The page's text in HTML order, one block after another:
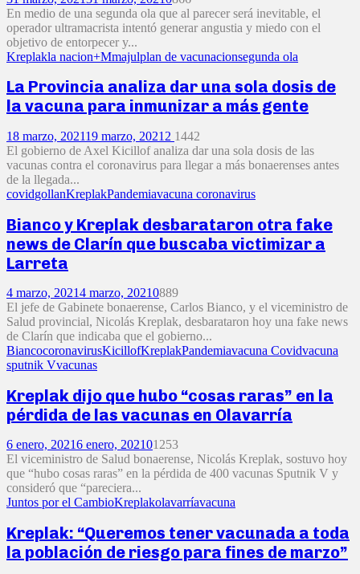
En medio de una segunda ola que al parecer será inevitable, el
operador ultramacrista intentó generar angustia y miedo con el
objetivo de entorpecer y...
Kreplakla nacion+Mmajulplan de vacunacionsegunda ola
La Provincia analiza dar una sola dosis de
la vacuna para inmunizar a más gente
18 marzo, 202119 marzo, 2021 2 1442
El gobierno de Axel Kicillof analiza dar una sola dosis de las
vacunas contra el coronavirus para llegar a más bonaerenses antes
de la llegada...
covidgollanKreplakPandemiavacuna coronavirus
Bianco y Kreplak desbarataron otra fake
news de Clarín que buscaba victimizar a
Larreta
4 marzo, 20214 marzo, 20210889
El jefe de Gabinete bonaerense, Carlos Bianco, y el viceministro de
Salud provincial, Nicolás Kreplak, desbarataron hoy una fake news
de Clarín que indicaba que el gobierno...
BiancocoronavirusKicillofKreplakPandemiavacuna Covidvacuna
sputnik Vvacunas
Kreplak dijo que hubo “cosas raras” en la
pérdida de las vacunas en Olavarría
6 enero, 20216 enero, 202101253
El viceministro de Salud bonaerense, Nicolás Kreplak, sostuvo hoy
que “hubo cosas raras” en la pérdida de 400 vacunas Sputnik V y
consideró que “pareciera...
Juntos por el CambioKreplakolavarríavacuna
Kreplak: “Queremos tener vacunada a toda
la población de riesgo para fines de marzo”